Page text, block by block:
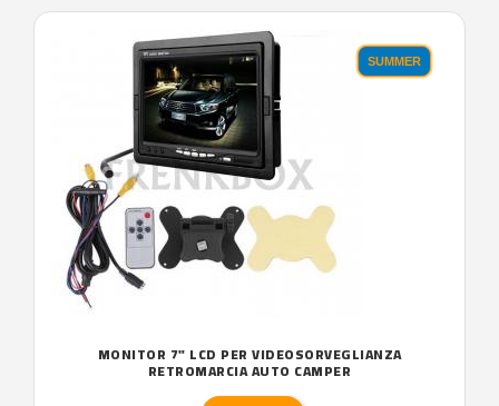
SUMMER
MONITOR 7" LCD PER VIDEOSORVEGLIANZA
RETROMARCIA AUTO CAMPER